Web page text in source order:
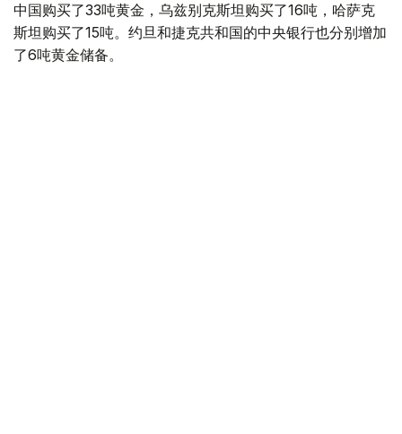
中国购买了33吨黄金，乌兹别克斯坦购买了16吨，哈萨克
斯坦购买了15吨。约旦和捷克共和国的中央银行也分别增加
了6吨黄金储备。